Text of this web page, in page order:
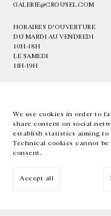
We use cookies in order to
share content on social
establish statistics aiming to
Technical cookies cannot
consent.
Accept all
GALERIE@CROUSEL.COM
HORAIRES D'OUVERTURE
DU MARDI AU VENDREDI
10H-18H
LE SAMEDI
11H-19H
EN FR 中文 Facebook
Inscrivez-vous à notre newsletter